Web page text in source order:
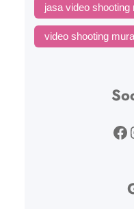
jasa video shooting
video shooting
Facebook